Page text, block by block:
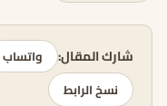
شارك المقال: واتساب
نسخ الرابط